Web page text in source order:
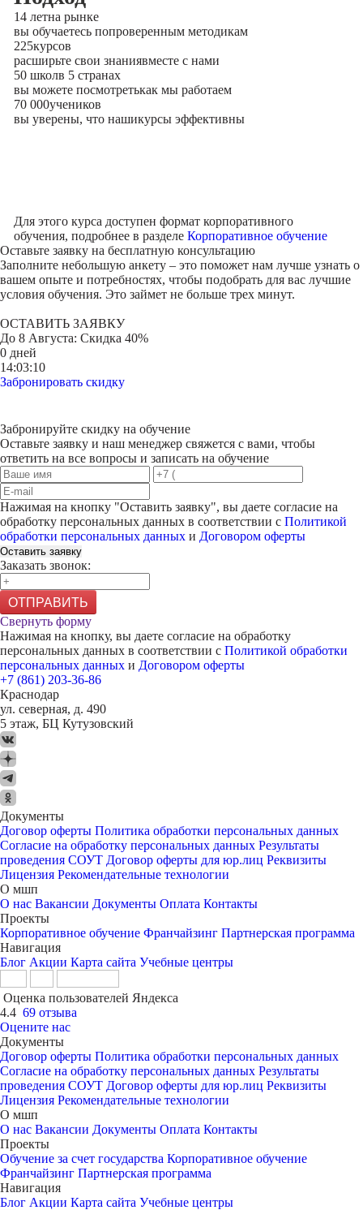
14 летна рынке
вы обучаетесь попроверенным методикам
225курсов
расширьте свои знаниявместе с нами
50 школв 5 странах
вы можете посмотретькак мы работаем
70 000учеников
вы уверены, что нашикурсы эффективны
Для этого курса доступен формат корпоративного
обучения, подробнее в разделе Корпоративное обучение
Оставьте заявку на бесплатную консультацию
Заполните небольшую анкету – это поможет нам лучше узнать о
вашем опыте и потребностях, чтобы подобрать для вас лучшие
условия обучения. Это займет не больше трех минут.
ОСТАВИТЬ ЗАЯВКУ
До 8 Августа: Скидка 40%
0 дней
14:03:10
Забронировать скидку
Забронируйте скидку на обучение
Оставьте заявку и наш менеджер свяжется с вами, чтобы
ответить на все вопросы и записать на обучение
Нажимая на кнопку "Оставить заявку", вы даете согласие на
обработку персональных данных в соответствии с Политикой
обработки персональных данных и Договором оферты
Оставить заявку
Заказать звонок:
ОТПРАВИТЬ
Свернуть форму
Нажимая на кнопку, вы даете согласие на обработку
персональных данных в соответствии с Политикой обработки
персональных данных и Договором оферты
+7 (861) 203-36-86
Краснодар
ул. северная, д. 490
5 этаж, БЦ Кутузовский
Документы
Договор оферты Политика обработки персональных данных
Согласие на обработку персональных данных Результаты
проведения СОУТ Договор оферты для юр.лиц Реквизиты
Лицензия Рекомендательные технологии
О мшп
О нас Вакансии Документы Оплата Контакты
Проекты
Корпоративное обучение Франчайзинг Партнерская программа
Навигация
Блог Акции Карта сайта Учебные центры
Оценка пользователей Яндекса
4.4 69 отзыва
Оцените нас
Документы
Договор оферты Политика обработки персональных данных
Согласие на обработку персональных данных Результаты
проведения СОУТ Договор оферты для юр.лиц Реквизиты
Лицензия Рекомендательные технологии
О мшп
О нас Вакансии Документы Оплата Контакты
Проекты
Обучение за счет государства Корпоративное обучение
Франчайзинг Партнерская программа
Навигация
Блог Акции Карта сайта Учебные центры